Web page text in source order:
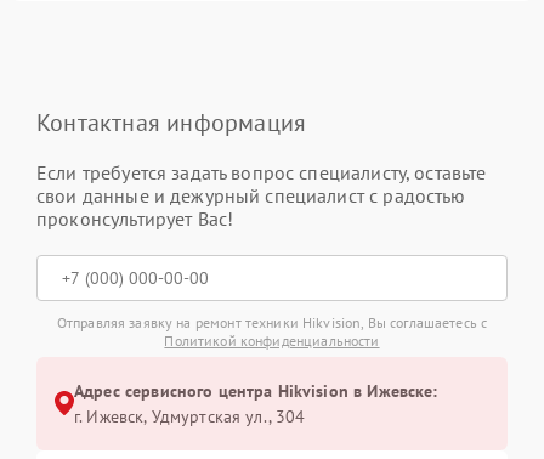
Контактная информация
Если требуется задать вопрос специалисту, оставьте
свои данные и дежурный специалист с радостью
проконсультирует Вас!
Отправляя заявку на ремонт техники Hikvision, Вы соглашаетесь с
Политикой конфиденциальности
Адрес сервисного центра Hikvision в Ижевске:
г. Ижевск, Удмуртская ул., 304